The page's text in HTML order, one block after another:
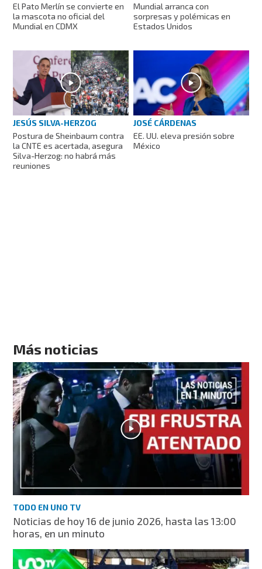
El Pato Merlín se convierte en
la mascota no oficial del
Mundial en CDMX
Mundial arranca con
sorpresas y polémicas en
Estados Unidos
JESÚS SILVA-HERZOG
Postura de Sheinbaum contra
la CNTE es acertada, asegura
Silva-Herzog: no habrá más
reuniones
JOSÉ CÁRDENAS
EE. UU. eleva presión sobre
México
Más noticias
TODO EN UNO TV
Noticias de hoy 16 de junio 2026, hasta las 13:00
horas, en un minuto